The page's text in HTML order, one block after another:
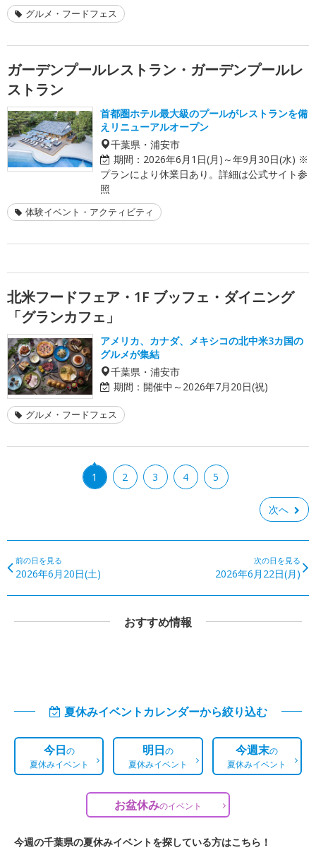
グルメ・フードフェス
ガーデンプールレストラン・ガーデンプールレ
ストラン
首都圏ホテル最大級のプールがレストランを備
えリニューアルオープン
千葉県・浦安市
期間： 2026年6月1日(月)～年9月30日(水) ※
プランにより休業日あり。詳細は公式サイト参
照
体験イベント・アクティビティ
北米フードフェア・1F ブッフェ・ダイニング
「グランカフェ」
アメリカ、カナダ、メキシコの北中米3カ国の
グルメが集結
千葉県・浦安市
期間： 開催中～2026年7月20日(祝)
グルメ・フードフェス
1 2 3 4 5
次へ
前の日を見る
2026年6月20日(土)
次の日を見る
2026年6月22日(月)
おすすめ情報
夏休みイベントカレンダーから絞り込む
今日の
夏休みイベント
明日の
夏休みイベント
今週末の
夏休みイベント
お盆休みのイベント
今週の千葉県の夏休みイベントを探している方はこちら！